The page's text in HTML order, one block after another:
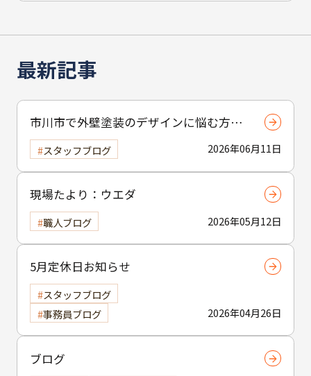
最新記事
市川市で外壁塗装のデザインに悩む方へ
｜ 色選びの失敗を防ぐポイント
2026年06月11日
スタッフブログ
現場たより：ウエダ
2026年05月12日
職人ブログ
5月定休日お知らせ
2026年04月26日
スタッフブログ
事務員ブログ
ブログ